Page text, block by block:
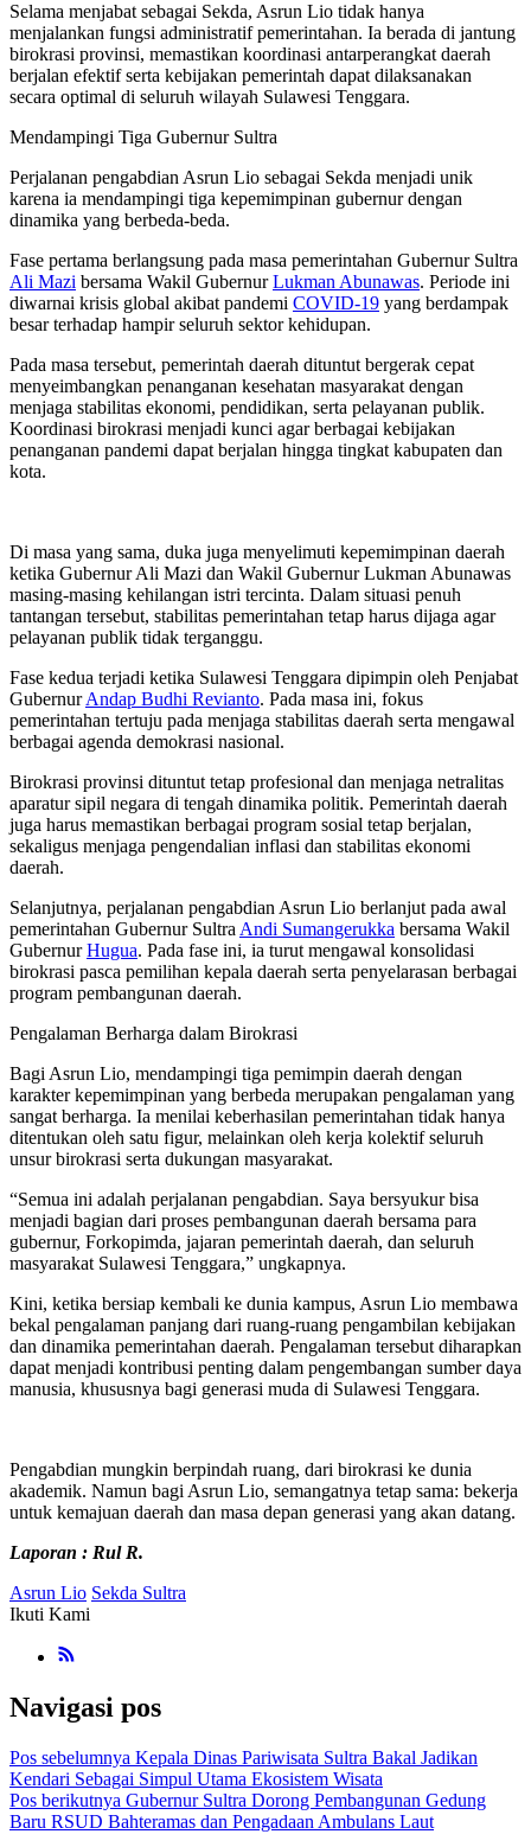
Selama menjabat sebagai Sekda, Asrun Lio tidak hanya
menjalankan fungsi administratif pemerintahan. Ia berada di jantung
birokrasi provinsi, memastikan koordinasi antarperangkat daerah
berjalan efektif serta kebijakan pemerintah dapat dilaksanakan
secara optimal di seluruh wilayah Sulawesi Tenggara.
Mendampingi Tiga Gubernur Sultra
Perjalanan pengabdian Asrun Lio sebagai Sekda menjadi unik
karena ia mendampingi tiga kepemimpinan gubernur dengan
dinamika yang berbeda-beda.
Fase pertama berlangsung pada masa pemerintahan Gubernur Sultra
Ali Mazi bersama Wakil GubernurLukman Abunawas. Periode ini
diwarnai krisis global akibat pandemi COVID-19 yang berdampak
besar terhadap hampir seluruh sektor kehidupan.
Pada masa tersebut, pemerintah daerah dituntut bergerak cepat
menyeimbangkan penanganan kesehatan masyarakat dengan
menjaga stabilitas ekonomi, pendidikan, serta pelayanan publik.
Koordinasi birokrasi menjadi kunci agar berbagai kebijakan
penanganan pandemi dapat berjalan hingga tingkat kabupaten dan
kota.
Di masa yang sama, duka juga menyelimuti kepemimpinan daerah
ketika Gubernur Ali Mazi dan Wakil Gubernur Lukman Abunawas
masing-masing kehilangan istri tercinta. Dalam situasi penuh
tantangan tersebut, stabilitas pemerintahan tetap harus dijaga agar
pelayanan publik tidak terganggu.
Fase kedua terjadi ketika Sulawesi Tenggara dipimpin oleh Penjabat
GubernurAndap Budhi Revianto. Pada masa ini, fokus
pemerintahan tertuju pada menjaga stabilitas daerah serta mengawal
berbagai agenda demokrasi nasional.
Birokrasi provinsi dituntut tetap profesional dan menjaga netralitas
aparatur sipil negara di tengah dinamika politik. Pemerintah daerah
juga harus memastikan berbagai program sosial tetap berjalan,
sekaligus menjaga pengendalian inflasi dan stabilitas ekonomi
daerah.
Selanjutnya, perjalanan pengabdian Asrun Lio berlanjut pada awal
pemerintahan Gubernur Sultra Andi Sumangerukka bersama Wakil
GubernurHugua. Pada fase ini, ia turut mengawal konsolidasi
birokrasi pasca pemilihan kepala daerah serta penyelarasan berbagai
program pembangunan daerah.
Pengalaman Berharga dalam Birokrasi
Bagi Asrun Lio, mendampingi tiga pemimpin daerah dengan
karakter kepemimpinan yang berbeda merupakan pengalaman yang
sangat berharga. Ia menilai keberhasilan pemerintahan tidak hanya
ditentukan oleh satu figur, melainkan oleh kerja kolektif seluruh
unsur birokrasi serta dukungan masyarakat.
“Semua ini adalah perjalanan pengabdian. Saya bersyukur bisa
menjadi bagian dari proses pembangunan daerah bersama para
gubernur, Forkopimda, jajaran pemerintah daerah, dan seluruh
masyarakat Sulawesi Tenggara,” ungkapnya.
Kini, ketika bersiap kembali ke dunia kampus, Asrun Lio membawa
bekal pengalaman panjang dari ruang-ruang pengambilan kebijakan
dan dinamika pemerintahan daerah. Pengalaman tersebut diharapkan
dapat menjadi kontribusi penting dalam pengembangan sumber daya
manusia, khususnya bagi generasi muda di Sulawesi Tenggara.
Pengabdian mungkin berpindah ruang, dari birokrasi ke dunia
akademik. Namun bagi Asrun Lio, semangatnya tetap sama: bekerja
untuk kemajuan daerah dan masa depan generasi yang akan datang.
Laporan : Rul R.
Asrun Lio Sekda Sultra
Ikuti Kami
Navigasi pos
Pos sebelumnya Kepala Dinas Pariwisata Sultra Bakal Jadikan
Kendari Sebagai Simpul Utama Ekosistem Wisata
Pos berikutnya Gubernur Sultra Dorong Pembangunan Gedung
Baru RSUD Bahteramas dan Pengadaan Ambulans Laut